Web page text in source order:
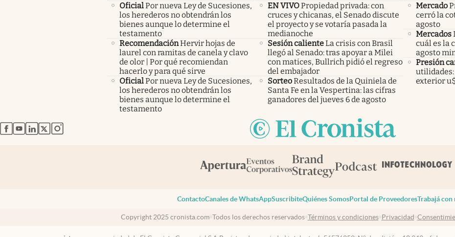
OficialPor nueva Ley de Sucesiones,
los herederos no obtendrán los
bienes aunque lo determine el
testamento
RecomendaciónHervir hojas de
laurel con ramitas de canela y clavo
de olor | Por qué recomiendan
hacerlo y para qué sirve
OficialPor nueva Ley de Sucesiones,
los herederos no obtendrán los
bienes aunque lo determine el
testamento
EN VIVOPropiedad privada: con
cruces y chicanas, el Senado discute
el proyecto y se votaría pasada la
medianoche
Sesión calienteLa crisis con Brasil
llegó al Senado: tras apoyar a Milei
con matices, Bullrich pidió el regreso
del embajador
SorteoResultados de la Quiniela de
Santa Fe en la Vespertina: las cifras
ganadores del jueves 6 de agosto
Mercado
cerró la
agosto
Mercados
cuál es la
agosto
Presión
exterior
abre en nueva pestaña
abre en nueva pestaña
abre en nueva pestaña
abre en nueva pestaña
abre en nueva pestaña
ContactoCanales de WhatsAppSuscribiteQuiénes SomosPortal de ProveedoresTrabajá con
Copyright 2025 cronista.com Todos los derechos reservados Términos y condiciones Privacidad